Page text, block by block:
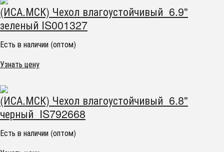
(ИСА.МСК) Чехол влагоустойчивый 6.9"
зеленый IS001327
Есть в наличии (оптом)
Узнать цену
(ИСА.МСК) Чехол влагоустойчивый 6.8"
черный IS792668
Есть в наличии (оптом)